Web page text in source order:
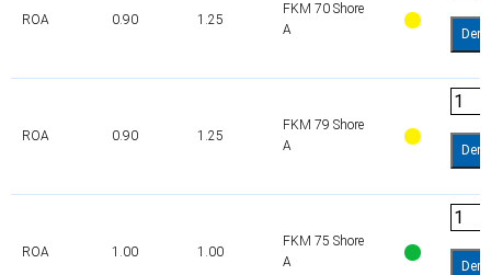
ROA 0.90 1.25
FKM 70 Shore
A
ROA 0.90 1.25
FKM 79 Shore
A
ROA 1.00 1.00
FKM 75 Shore
A